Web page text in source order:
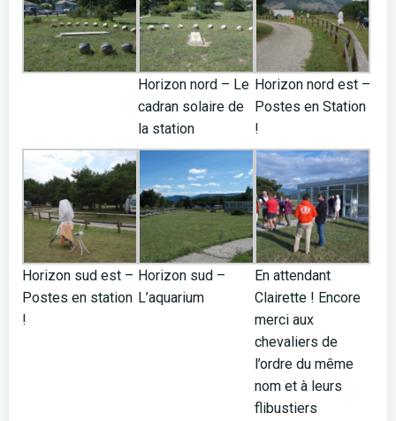
Horizon nord – Le
cadran solaire de
la station
Horizon nord est –
Postes en Station
!
Horizon sud est –
Postes en station
!
Horizon sud –
L’aquarium
En attendant
Clairette ! Encore
merci aux
chevaliers de
l’ordre du même
nom et à leurs
flibustiers